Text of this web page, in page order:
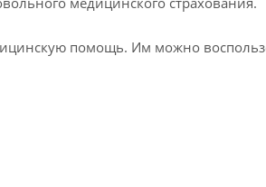
помощь. Им можно